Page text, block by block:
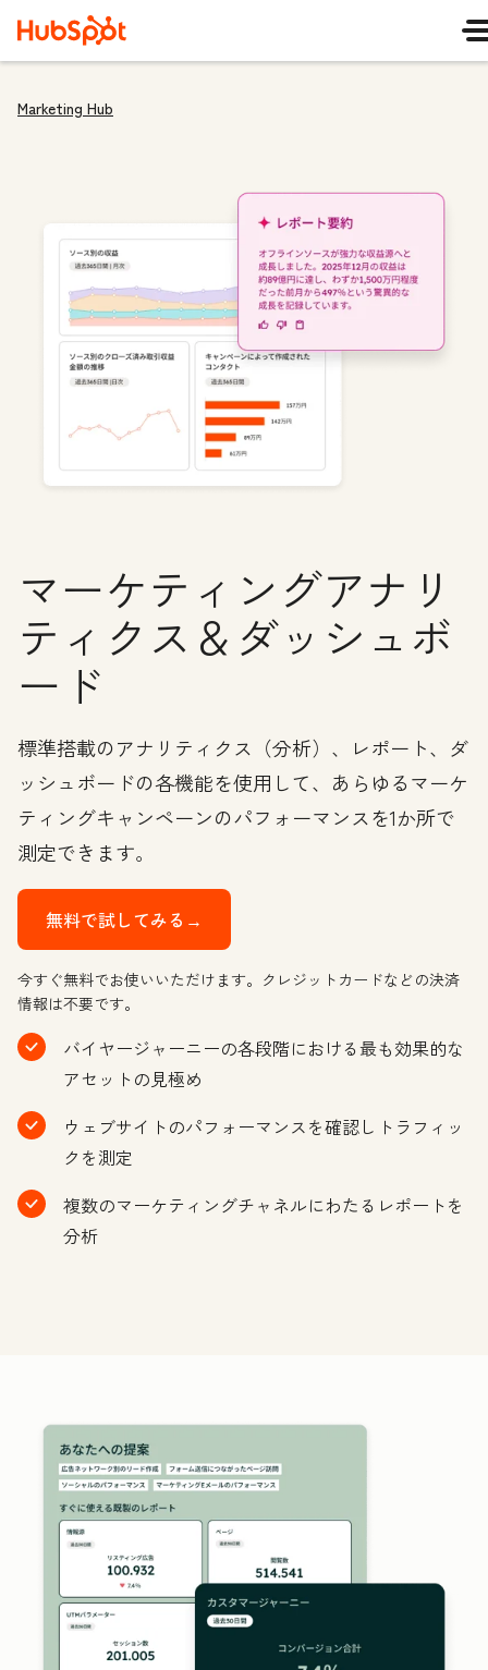
Marketing Hub
マーケティングアナリ
ティクス＆ダッシュボ
ード
標準搭載のアナリティクス（分析）、レポート、ダ
ッシュボードの各機能を使用して、あらゆるマーケ
ティングキャンペーンのパフォーマンスを1か所で
測定できます。
無料で試してみる→
今すぐ無料でお使いいただけます。クレジットカードなどの決済
情報は不要です。
バイヤージャーニーの各段階における最も効果的な
アセットの見極め
ウェブサイトのパフォーマンスを確認しトラフィッ
クを測定
複数のマーケティングチャネルにわたるレポートを
分析